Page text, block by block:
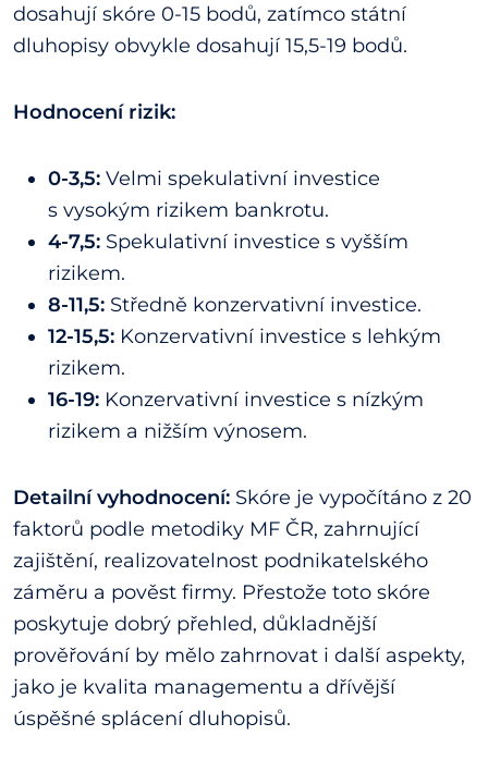
dosahují skóre 0-15 bodů, zatímco státní
dluhopisy obvykle dosahují 15,5-19 bodů.
Hodnocení rizik:
0-3,5: Velmi spekulativní investice
s vysokým rizikem bankrotu.
4-7,5: Spekulativní investice s vyšším
rizikem.
8-11,5: Středně konzervativní investice.
12-15,5: Konzervativní investice s lehkým
rizikem.
16-19: Konzervativní investice s nízkým
rizikem a nižším výnosem.
Detailní vyhodnocení: Skóre je vypočítáno z 20
faktorů podle metodiky MF ČR, zahrnující
zajištění, realizovatelnost podnikatelského
záměru a pověst firmy. Přestože toto skóre
poskytuje dobrý přehled, důkladnější
prověřování by mělo zahrnovat i další aspekty,
jako je kvalita managementu a dřívější
úspěšné splácení dluhopisů.